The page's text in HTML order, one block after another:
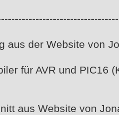
aus der Website von
für AVR und PIC16
aus Website von